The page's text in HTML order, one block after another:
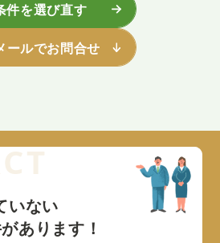
件を選び直す
ールでお問合せ
いない
あります！